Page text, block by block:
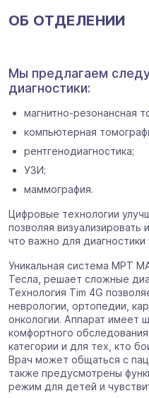
ОБ ОТДЕЛЕНИИ
Мы предлагаем
диагностики:
магнитно-резонансная
компьютерная
рентгенодиагностика;
УЗИ;
маммография.
Цифровые технологии
позволяя
что важно для диагностики
Уникальная система МРТ
Тесла, решает сложные
Технология Tim 4G
неврологии, ортопедии,
онкологии. Аппарат имеет
комфортного
категории и для тех, кто
Врач может общаться с
также предусмотрены
режим для детей и